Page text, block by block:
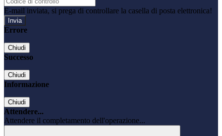
E-mail inviata, si prega di controllare la casella di posta elettronica!
Errore
Chiudi
Successo
Chiudi
Informazione
Chiudi
Attendere...
Attendere il completamento dell'operazione...